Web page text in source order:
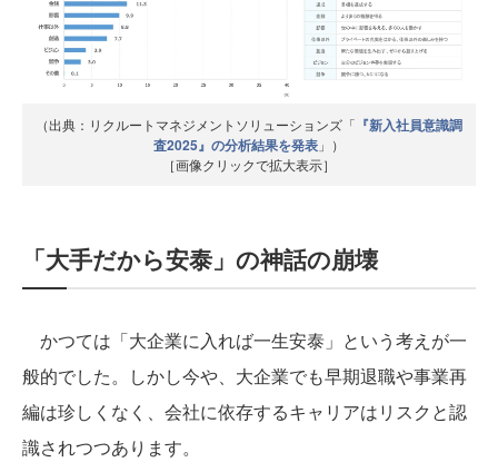
（出典：リクルートマネジメントソリューションズ「 『新入社員意識調
査2025』の分析結果を発表 」）
［画像クリックで拡大表示］
「大手だから安泰」の神話の崩壊
かつては「大企業に入れば一生安泰」という考えが一
般的でした。しかし今や、大企業でも早期退職や事業再
編は珍しくなく、会社に依存するキャリアはリスクと認
識されつつあります。